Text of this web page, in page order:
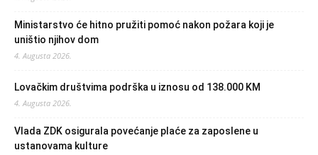
Ministarstvo će hitno pružiti pomoć nakon požara koji je
uništio njihov dom
4. Augusta 2026.
Lovačkim društvima podrška u iznosu od 138.000 KM
4. Augusta 2026.
Vlada ZDK osigurala povećanje plaće za zaposlene u
ustanovama kulture